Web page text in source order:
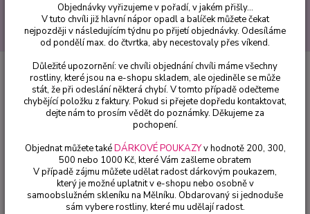
Hledat
Streptocarpus
Streptocarpus, Tořivka růžová se žlutou - cena na
prodejně
Streptocarpus, Tořivka růžová se
žlutou - cena na prodejně
Objednávky vyřizujeme v pořadí, v jakém přišly...
V tuto chvíli již hlavní nápor opadl a balíček můžete čekat
nejpozději v následujícím týdnu po přijetí objednávky. Odesíláme
od pondělí max. do čtvrtka, aby necestovaly přes víkend.
Důležité upozornění: ve chvíli objednání chvíli máme všechny
rostliny, které jsou na e-shopu skladem, ale ojediněle se může
stát, že při odeslání některá chybí. V tomto případě odečteme
chybějící položku z faktury. Pokud si přejete dopředu kontaktovat,
dejte nám to prosím vědět do poznámky. Děkujeme za
pochopení.
Objednat můžete takéDÁRKOVÉ POUKAZYv hodnotě 200, 300,
500 nebo 1000 Kč, které Vám zašleme obratem
V případě zájmu můžete udělat radost dárkovým poukazem,
který je možné uplatnit v e-shopu nebo osobně v
samoobslužném skleníku na Mělníku. Obdarovaný si jednoduše
sám vybere rostliny, které mu udělají radost.